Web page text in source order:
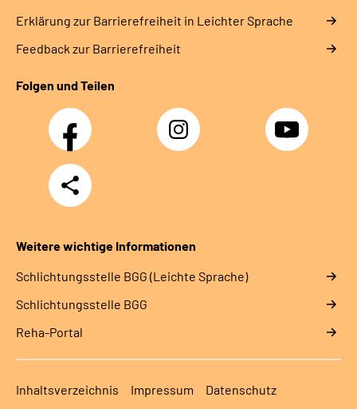
Erklärung zur Barrierefreiheit in Leichter Sprache
Feedback zur Barrierefreiheit
Folgen und Teilen
Facebook Instagram YouTube
Teilen
Weitere wichtige Informationen
Schlich­tungs­stel­le BGG (Leichte Sprache)
Schlich­tungs­stel­le BGG
Reha-Portal
Inhaltsverzeichnis Impressum Datenschutz